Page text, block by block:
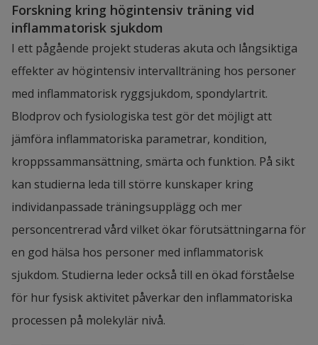
Forskning kring högintensiv träning vid
inflammatorisk sjukdom
I ett pågående projekt studeras akuta och långsiktiga
effekter av högintensiv intervallträning hos personer
med inflammatorisk ryggsjukdom, spondylartrit.
Blodprov och fysiologiska test gör det möjligt att
jämföra inflammatoriska parametrar, kondition,
kroppssammansättning, smärta och funktion. På sikt
kan studierna leda till större kunskaper kring
individanpassade träningsupplägg och mer
personcentrerad vård vilket ökar förutsättningarna för
en god hälsa hos personer med inflammatorisk
sjukdom. Studierna leder också till en ökad förståelse
för hur fysisk aktivitet påverkar den inflammatoriska
processen på molekylär nivå.